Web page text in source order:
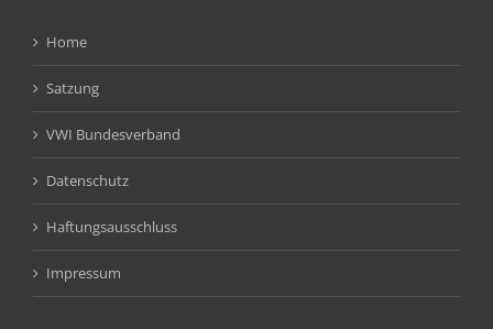
Home
Satzung
VWI Bundesverband
Datenschutz
Haftungsausschluss
Impressum